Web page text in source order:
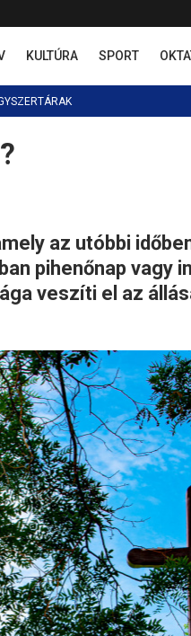
KULTÚRA SPORT
az utóbbi
pihenőnap vagy
veszíti el az